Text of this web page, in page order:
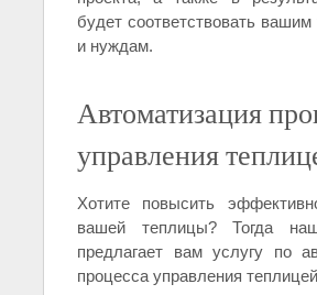
будет соответствовать
и нуждам.
Автоматизация
управления
Хотите повысить
вашей теплицы? Тогда
предлагает вам услугу по
процесса управления